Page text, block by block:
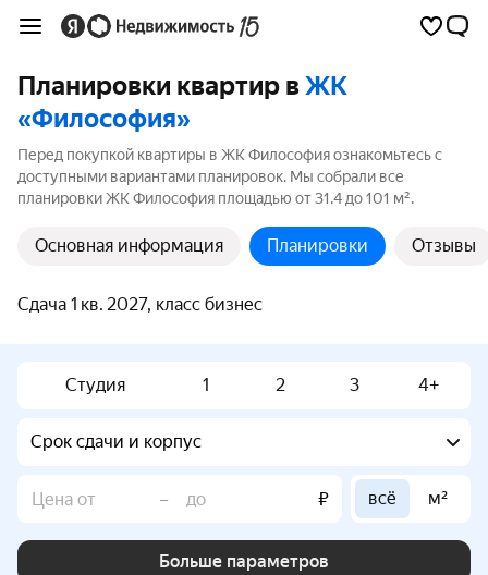
Планировки квартир вЖК
«Философия»
Перед покупкой квартиры в ЖК Философия ознакомьтесь с
доступными вариантами планировок. Мы собрали все
планировки ЖК Философия площадью от 31.4 до 101 м².
Основная информация Планировки Отзывы
Сдача 1 кв. 2027, класс бизнес
Студия 1 2 3 4+
Срок сдачи и корпус
– ₽ всё м²
Больше параметров